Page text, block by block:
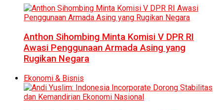
Anthon Sihombing Minta Komisi V DPR RI
Awasi Penggunaan Armada Asing yang
Rugikan Negara
Ekonomi & Bisnis